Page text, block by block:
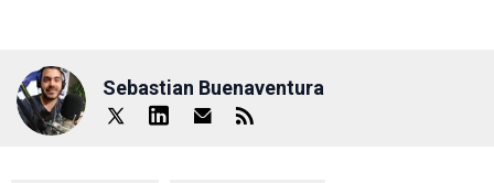
Sebastian Buenaventura